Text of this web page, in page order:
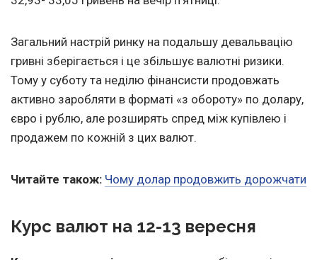
Загальний настрій ринку на подальшу девальвацію
гривні зберігається і це збільшує валютні ризики.
Тому у суботу та неділю фінансисти продовжать
активно заробляти в форматі «з обороту» по долару,
євро і рублю, але розширять спред між купівлею і
продажем по кожній з цих валют.
Читайте також: Чому долар продовжить дорожчати
Курс валют на 12-13 вересня